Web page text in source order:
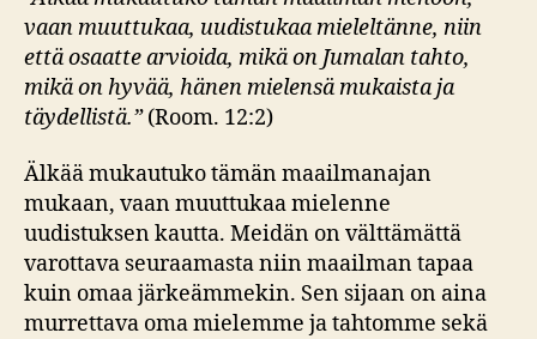
vaan muuttukaa, uudistukaa mieleltänne, niin
että osaatte arvioida, mikä on Jumalan tahto,
mikä on hyvää, hänen mielensä mukaista ja
täydellistä.”(Room. 12:2)
Älkää mukautuko tämän maailmanajan
mukaan, vaan muuttukaa mielenne
uudistuksen kautta. Meidän on välttämättä
varottava seuraamasta niin maailman tapaa
kuin omaa järkeämmekin. Sen sijaan on aina
murrettava oma mielemme ja tahtomme sekä